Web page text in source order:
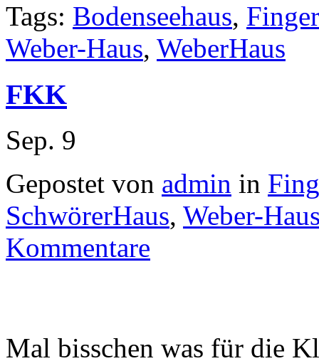
Tags: Bodenseehaus,
Weber-Haus, WeberHaus
FKK
Sep. 9
Gepostet von admin in
SchwörerHaus, Weber-
Kommentare
Mal bisschen was für die